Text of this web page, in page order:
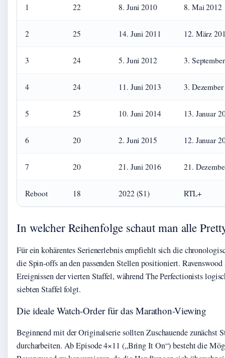
1 22 8. Juni 2010 8. Mai 2012
2 25 14. Juni 2011 12. März
3 24 5. Juni 2012 3.
4 24 11. Juni 2013 3.
5 25 10. Juni 2014 13. Januar
6 20 2. Juni 2015 12. Januar
7 20 21. Juni 2016 21.
Reboot 18 2022 (S1) RTL+
In welcher Reihenfolge schaut man alle
Für ein kohärentes Serienerlebnis empfiehlt sich die
die Spin-offs an den passenden Stellen positioniert.
Ereignissen der vierten Staffel, während The Perfectionists
siebten Staffel folgt.
Die ideale Watch-Order für das Marathon-Viewing
Beginnend mit der Originalserie sollten Zuschauende zunächst
durcharbeiten. Ab Episode 4×11 („Bring It On“) besteht die